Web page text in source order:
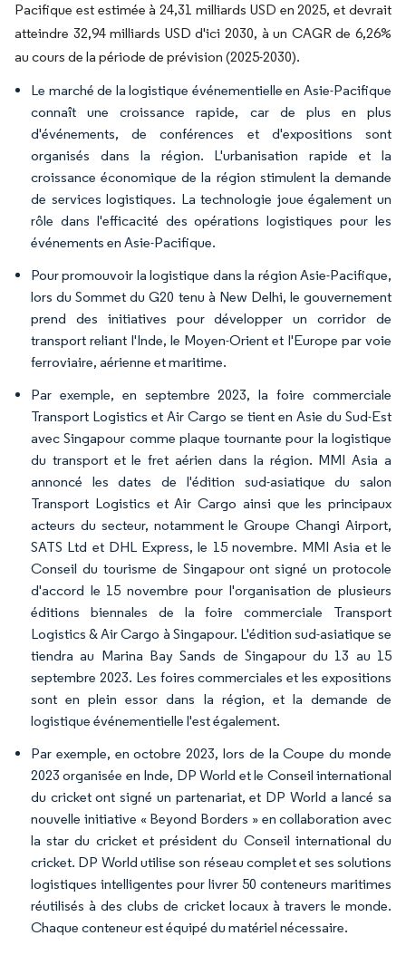
Pacifique est estimée à 24,31 milliards USD en 2025, et devrait
atteindre 32,94 milliards USD d'ici 2030, à un CAGR de 6,26%
au cours de la période de prévision (2025-2030).
Le marché de la logistique événementielle en Asie-Pacifique
connaît une croissance rapide, car de plus en plus
d'événements, de conférences et d'expositions sont
organisés dans la région. L'urbanisation rapide et la
croissance économique de la région stimulent la demande
de services logistiques. La technologie joue également un
rôle dans l'efficacité des opérations logistiques pour les
événements en Asie-Pacifique.
Pour promouvoir la logistique dans la région Asie-Pacifique,
lors du Sommet du G20 tenu à New Delhi, le gouvernement
prend des initiatives pour développer un corridor de
transport reliant l'Inde, le Moyen-Orient et l'Europe par voie
ferroviaire, aérienne et maritime.
Par exemple, en septembre 2023, la foire commerciale
Transport Logistics et Air Cargo se tient en Asie du Sud-Est
avec Singapour comme plaque tournante pour la logistique
du transport et le fret aérien dans la région. MMI Asia a
annoncé les dates de l'édition sud-asiatique du salon
Transport Logistics et Air Cargo ainsi que les principaux
acteurs du secteur, notamment le Groupe Changi Airport,
SATS Ltd et DHL Express, le 15 novembre. MMI Asia et le
Conseil du tourisme de Singapour ont signé un protocole
d'accord le 15 novembre pour l'organisation de plusieurs
éditions biennales de la foire commerciale Transport
Logistics & Air Cargo à Singapour. L'édition sud-asiatique se
tiendra au Marina Bay Sands de Singapour du 13 au 15
septembre 2023. Les foires commerciales et les expositions
sont en plein essor dans la région, et la demande de
logistique événementielle l'est également.
Par exemple, en octobre 2023, lors de la Coupe du monde
2023 organisée en Inde, DP World et le Conseil international
du cricket ont signé un partenariat, et DP World a lancé sa
nouvelle initiative « Beyond Borders » en collaboration avec
la star du cricket et président du Conseil international du
cricket. DP World utilise son réseau complet et ses solutions
logistiques intelligentes pour livrer 50 conteneurs maritimes
réutilisés à des clubs de cricket locaux à travers le monde.
Chaque conteneur est équipé du matériel nécessaire.